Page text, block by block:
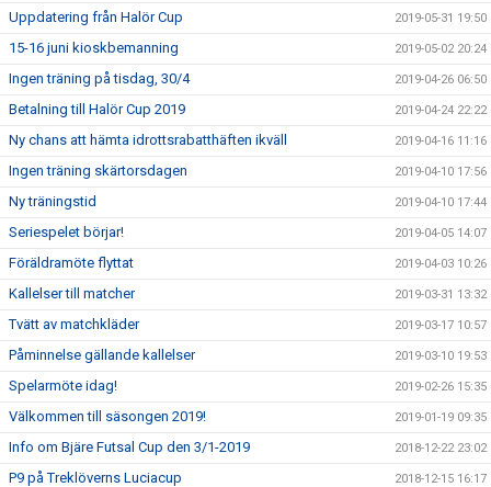
Uppdatering från Halör Cup 2019-05-31 19:50
15-16 juni kioskbemanning 2019-05-02 20:24
Ingen träning på tisdag, 30/4 2019-04-26 06:50
Betalning till Halör Cup 2019 2019-04-24 22:22
Ny chans att hämta idrottsrabatthäften ikväll 2019-04-16 11:16
Ingen träning skärtorsdagen 2019-04-10 17:56
Ny träningstid 2019-04-10 17:44
Seriespelet börjar! 2019-04-05 14:07
Föräldramöte flyttat 2019-04-03 10:26
Kallelser till matcher 2019-03-31 13:32
Tvätt av matchkläder 2019-03-17 10:57
Påminnelse gällande kallelser 2019-03-10 19:53
Spelarmöte idag! 2019-02-26 15:35
Välkommen till säsongen 2019! 2019-01-19 09:35
Info om Bjäre Futsal Cup den 3/1-2019 2018-12-22 23:02
P9 på Treklöverns Luciacup 2018-12-15 16:17